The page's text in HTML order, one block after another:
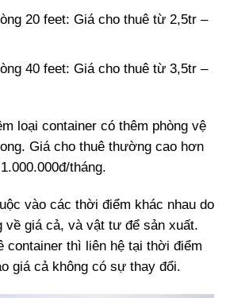
20 feet: Giá cho thuê từ 2,5tr –
40 feet: Giá cho thuê từ 3,5tr –
loại container có thêm phòng vệ
Giá cho thuê thường cao hơn
tháng.
vào các thời điểm khác nhau do
về giá cả, và vật tư để sản xuất.
container thì liên hệ tại thời điểm
giá cả không có sự thay đổi.